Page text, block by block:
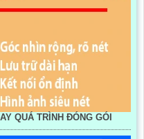
QUÁ TRÌNH ĐÓNG GÓI